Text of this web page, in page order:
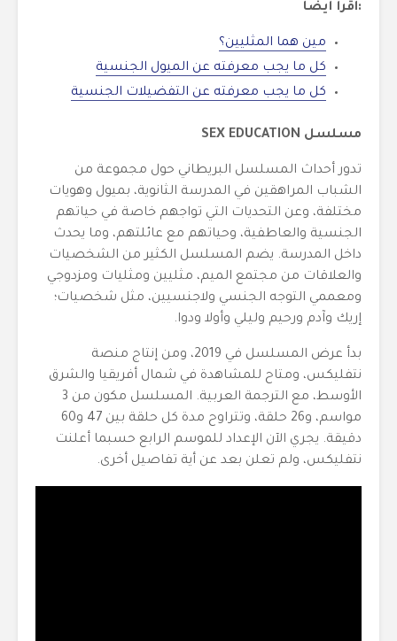
:اقرأ أيضًا
مين هما المثليين؟
كل ما يجب معرفته عن الميول الجنسية
كل ما يجب معرفته عن التفضيلات الجنسية
مسلسل SEX EDUCATION
تدور أحداث المسلسل البريطاني حول مجموعة من
الشباب المراهقين في المدرسة الثانوية، بميول وهويات
مختلفة، وعن التحديات التي تواجهم خاصة في حياتهم
الجنسية والعاطفية، وحياتهم مع عائلتهم، وما يحدث
داخل المدرسة. يضم المسلسل الكثير من الشخصيات
والعلاقات من مجتمع الميم، مثليين ومثليات ومزدوجي
ومعممي التوجه الجنسي ولاجنسيين، مثل شخصيات؛
إريك وآدم ورحيم وليلي وأولا ودوا.
بدأ عرض المسلسل في 2019، ومن إنتاج منصة
نتفليكس، ومتاح للمشاهدة في شمال أفريقيا والشرق
الأوسط، مع الترجمة العربية. المسلسل مكون من 3
مواسم، و26 حلقة، وتتراوح مدة كل حلقة بين 47 و60
دقيقة. يجري الآن الإعداد للموسم الرابع حسبما أعلنت
نتفليكس، ولم تعلن بعد عن أية تفاصيل أخرى.